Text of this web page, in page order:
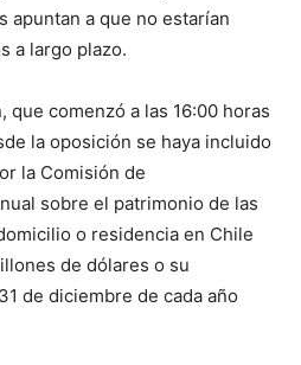
apuntan a que no estarían
a largo plazo.
que comenzó a las 16:00 horas
la oposición se haya incluido
la Comisión de
sobre el patrimonio de las
o residencia en Chile
de dólares o su
de diciembre de cada año